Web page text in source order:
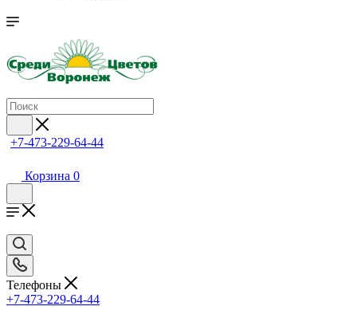
+7-473-229-64-44
Корзина 0
Телефоны
+7-473-229-64-44